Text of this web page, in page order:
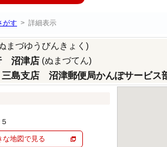
がす > 詳細表示
まづゆうびんきょく)
沼津店 (ぬまづてん)
島支店 沼津郵便局かんぽサービス
な地図で見る